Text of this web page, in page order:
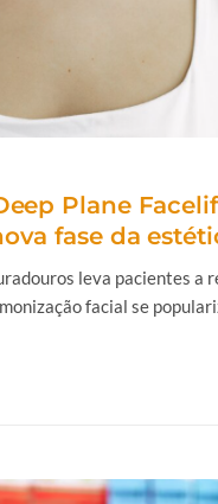
Plane
fase da
leva pacientes
facial se